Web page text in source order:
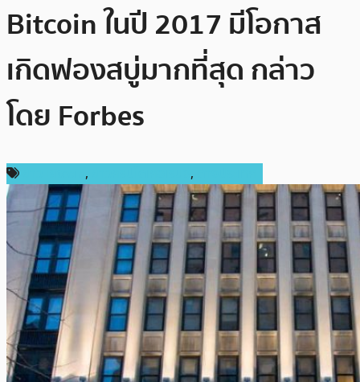
Bitcoin ในปี 2017 มีโอกาส
เกิดฟองสบู่มากที่สุด กล่าว
โดย Forbes
, ,